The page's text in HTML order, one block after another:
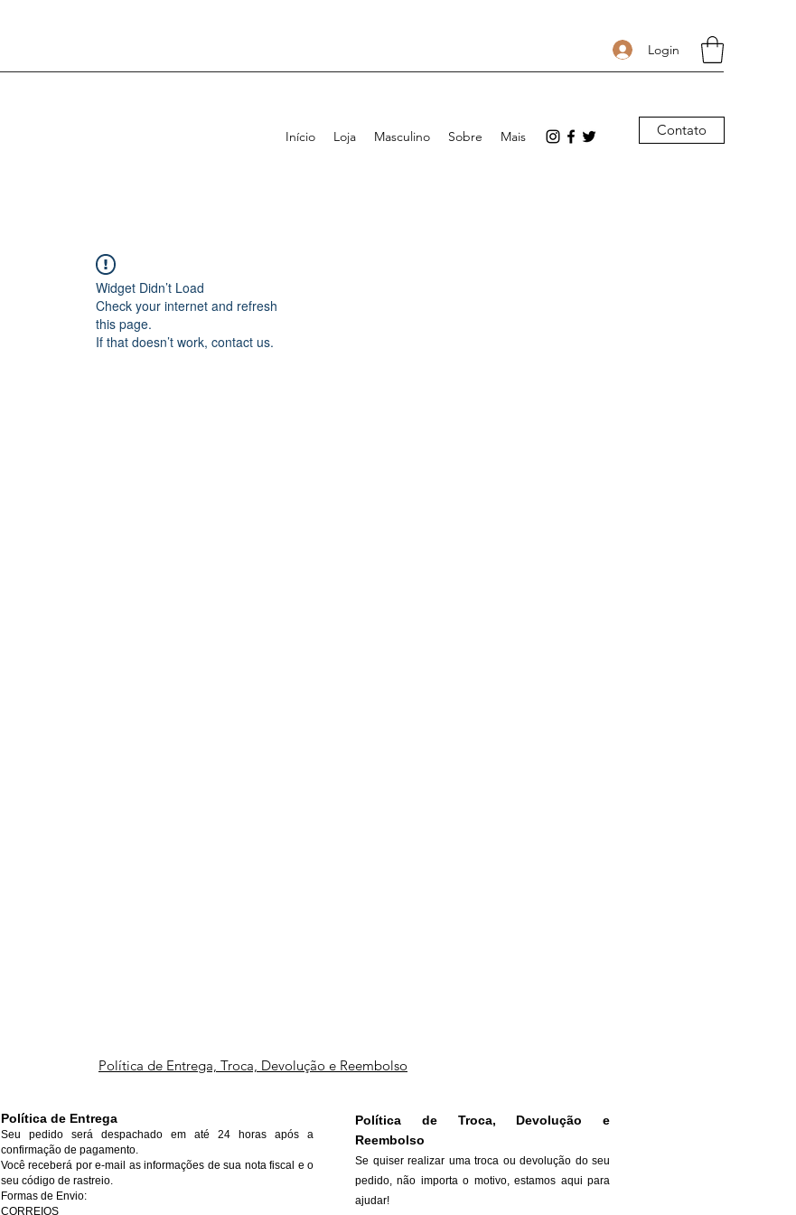
Login
Início Loja Masculino Sobre Mais Contato
Widget Didn’t Load
Check your internet and refresh
this page.
If that doesn’t work, contact us.
Política de Entrega, Troca, Devolução e Reembolso
Política de Entrega
Seu pedido será despachado em até 24 horas após a
confirmação de pagamento.
Você receberá por e-mail as informações de sua nota fiscal e o
seu código de rastreio.
Formas de Envio:
CORREIOS
Política de Troca, Devolução e
Reembolso
Se quiser realizar uma troca ou devolução do seu
pedido, não importa o motivo, estamos aqui para
ajudar!